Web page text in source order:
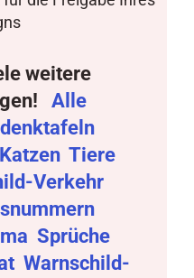
weitere
Alle
Katzen Tiere
Verkehr
Sprüche
Warnschild-